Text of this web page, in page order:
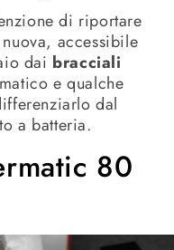
di riportare
accessibile
dai bracciali
e qualche
dal
a batteria.
80